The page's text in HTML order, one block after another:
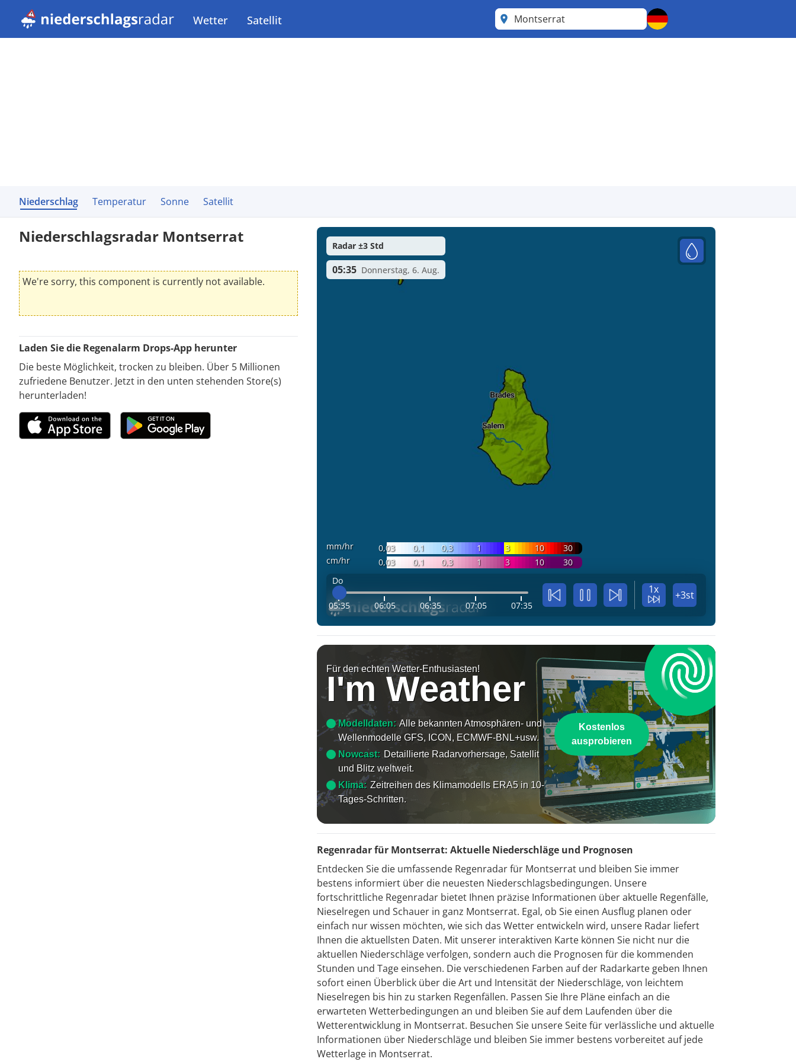
Wetter Satellit Montserrat
Niederschlag Temperatur Sonne Satellit
Niederschlagsradar Montserrat
We're sorry, this component is currently not available.
Laden Sie die Regenalarm Drops-App herunter
Die beste Möglichkeit, trocken zu bleiben. Über 5 Millionen
zufriedene Benutzer. Jetzt in den unten stehenden Store(s)
herunterladen!
mm/hr 0,03 0,1 0,3 1 3 10
30
cm/hr
0,03 0,1 0,3 1 3 10
30
Do
05:35 06:05 06:35 07:05 07:35
1x +3st
Radar ±3 Std
05:35 Donnerstag, 6. Aug.
Für den echten Wetter-Enthusiasten!
I'm Weather
Modelldaten: Alle bekannten Atmosphären- und
Wellenmodelle GFS, ICON, ECMWF-BNL+usw.
Nowcast: Detaillierte Radarvorhersage, Satellit
und Blitz weltweit.
Klima: Zeitreihen des Klimamodells ERA5 in 10-
Tages-Schritten.
Kostenlos
ausprobieren
Regenradar für Montserrat: Aktuelle Niederschläge und Prognosen
Entdecken Sie die umfassende Regenradar für Montserrat und bleiben Sie immer
bestens informiert über die neuesten Niederschlagsbedingungen. Unsere
fortschrittliche Regenradar bietet Ihnen präzise Informationen über aktuelle Regenfälle,
Nieselregen und Schauer in ganz Montserrat. Egal, ob Sie einen Ausflug planen oder
einfach nur wissen möchten, wie sich das Wetter entwickeln wird, unsere Radar liefert
Ihnen die aktuellsten Daten. Mit unserer interaktiven Karte können Sie nicht nur die
aktuellen Niederschläge verfolgen, sondern auch die Prognosen für die kommenden
Stunden und Tage einsehen. Die verschiedenen Farben auf der Radarkarte geben Ihnen
sofort einen Überblick über die Art und Intensität der Niederschläge, von leichtem
Nieselregen bis hin zu starken Regenfällen. Passen Sie Ihre Pläne einfach an die
erwarteten Wetterbedingungen an und bleiben Sie auf dem Laufenden über die
Wetterentwicklung in Montserrat. Besuchen Sie unsere Seite für verlässliche und aktuelle
Informationen über Niederschläge und bleiben Sie immer bestens vorbereitet auf jede
Wetterlage in Montserrat.